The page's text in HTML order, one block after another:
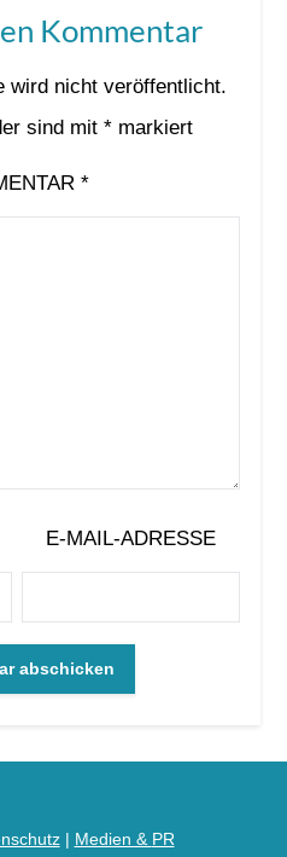
Kommentar
wird nicht veröffentlicht.
sind mit *markiert
*
E-MAIL-ADRESSE
| Medien & PR